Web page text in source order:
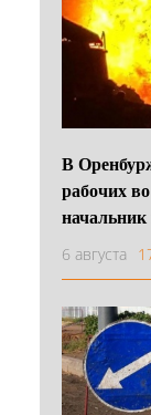
В
рабочих
начальник
6 августа